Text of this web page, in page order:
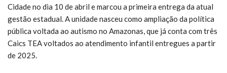
Cidade no dia 10 de abril e marcou a primeira entrega da atual
gestão estadual. A unidade nasceu como ampliação da política
pública voltada ao autismo no Amazonas, que já conta com três
Caics TEA voltados ao atendimento infantil entregues a partir
de 2025.